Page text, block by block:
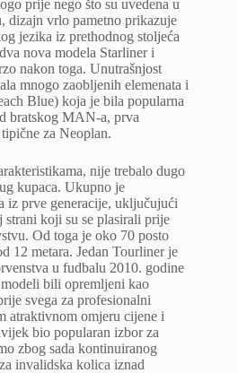
prije nego što su uvedena u
dizajn vrlo pametno prikazuje
jezika iz prethodnog stoljeća
nova modela Starliner i
nakon toga. Unutrašnjost
mnogo zaobljenih elemenata i
Blue) koja je bila popularna
bratskog MAN-a, prva
za Neoplan.
nije trebalo dugo
kupaca. Ukupno je
iz prve generacije, uključujući
strani koji su se plasirali prije
Od toga je oko 70 posto
12 metara. Jedan Tourliner je
u fudbalu 2010. godine
bili opremljeni kao
svega za profesionalni
atraktivnom omjeru cijene i
bio popularan izbor za
zbog sada kontinuiranog
invalidska kolica iznad